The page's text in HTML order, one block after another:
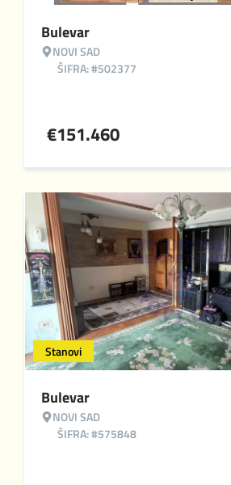
Bulevar
NOVI SAD
ŠIFRA: #502377
€151.460
Stanovi
Bulevar
NOVI SAD
ŠIFRA: #575848